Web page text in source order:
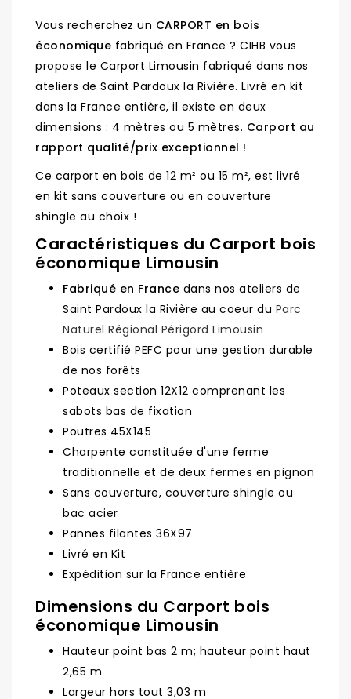
Vous recherchez un CARPORT en bois
économique fabriqué en France ? CIHB vous
propose le Carport Limousin fabriqué dans nos
ateliers de Saint Pardoux la Rivière. Livré en kit
dans la France entière, il existe en deux
dimensions : 4 mètres ou 5 mètres. Carport au
rapport qualité/prix exceptionnel !
Ce carport en bois de 12 m² ou 15 m², est livré
en kit sans couverture ou en couverture
shingle au choix !
Caractéristiques du Carport bois
économique Limousin
Fabriqué en France dans nos ateliers de
Saint Pardoux la Rivière au coeur du Parc
Naturel Régional Périgord Limousin
Bois certifié PEFC pour une gestion durable
de nos forêts
Poteaux section 12X12 comprenant les
sabots bas de fixation
Poutres 45X145
Charpente constituée d'une ferme
traditionnelle et de deux fermes en pignon
Sans couverture, couverture shingle ou
bac acier
Pannes filantes 36X97
Livré en Kit
Expédition sur la France entière
Dimensions du Carport bois
économique Limousin
Hauteur point bas 2 m; hauteur point haut
2,65 m
Largeur hors tout 3,03 m